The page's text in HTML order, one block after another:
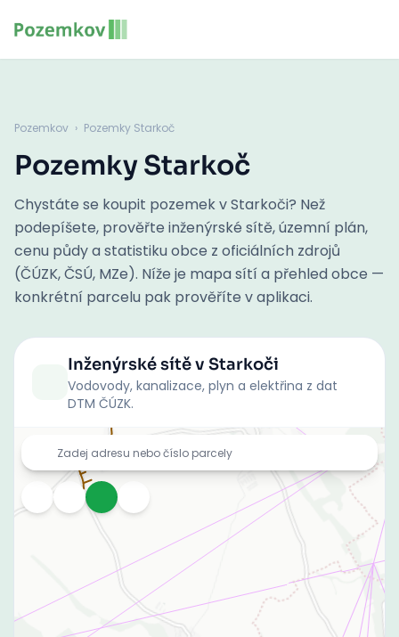
Pozemkov › Pozemky Starkoč
Pozemky Starkoč
Chystáte se koupit pozemek v Starkoči? Než
podepíšete, prověřte inženýrské sítě, územní plán,
cenu půdy a statistiku obce z oficiálních zdrojů
(ČÚZK, ČSÚ, MZe). Níže je mapa sítí a přehled obce —
konkrétní parcelu pak prověříte v aplikaci.
Inženýrské sítěv Starkoči
Vodovody, kanalizace, plyn a elektřina z dat
DTM ČÚZK.